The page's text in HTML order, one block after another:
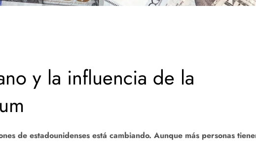
y la influencia de la
de estadounidenses está cambiando. Aunque más personas